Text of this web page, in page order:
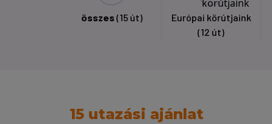
összes (15 út)
Európai körútjaink
(12 út)
15 utazási ajánlat